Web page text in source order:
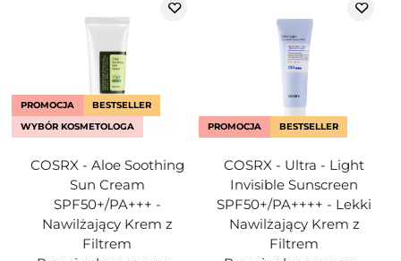
PROMOCJA
BESTSELLER
WYBÓR KOSMETOLOGA
COSRX - Aloe Soothing
Sun Cream
SPF50+/PA+++ -
Nawilżający Krem z
Filtrem
PROMOCJA BESTSELLER
COSRX - Ultra - Light
Invisible Sunscreen
SPF50+/PA++++ - Lekki
Nawilżający Krem z
Filtrem